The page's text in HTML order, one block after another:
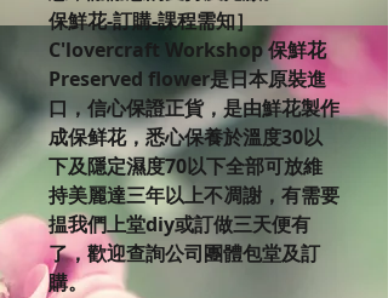
保鮮花-訂購-課程需知］
C'lovercraft Workshop 保鮮花
Preserved flower是日本原裝進
口，信心保證正貨，是由鮮花製作
成保鲜花，悉心保養於溫度30以
下及隱定濕度70以下全部可放維
持美麗達三年以上不凋謝，有需要
揾我們上堂diy或訂做三天便有
了，歡迎查詢公司團體包堂及訂
購。